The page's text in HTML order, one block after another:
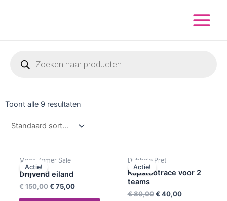
Menu
Toont alle 9 resultaten
Actie!
Mega Zomer Sale
Drijvend eiland
€150,00
prijs
was:
€ 75,00
Actie!
Dubbele Pret
Kopstootrace voor 2
teams
€80,00
prijs
was:
€ 40,00
is: